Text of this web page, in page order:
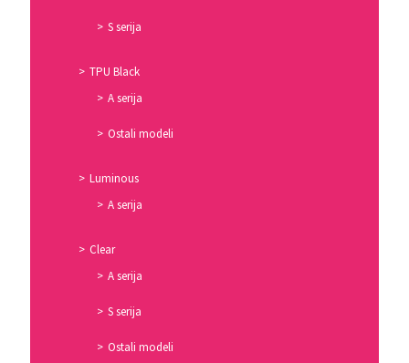
S serija
TPU Black
A serija
Ostali modeli
Luminous
A serija
Clear
A serija
S serija
Ostali modeli